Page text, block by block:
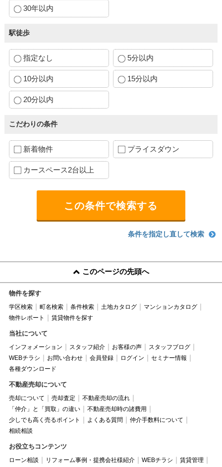
30年以内
駅徒歩
指定なし 5分以内
10分以内 15分以内
20分以内
こだわりの条件
新着物件 プライスダウン
カースペース2台以上
条件を指定し直して検索
このページの先頭へ
物件を探す
学区検索 町名検索 条件検索 土地カタログ
マンションカタログ
物件レポート
賃貸物件を探す
当社について
インフォメーション スタッフ紹介 お客様の声
スタッフブログ
WEBチラシ
お問い合わせ 会員登録 ログイン
セミナー情報
各種ダウンロード
不動産売却について
売却について 売却査定
不動産売却の流れ
「仲介」と「買取」の違い
不動産売却時の諸費用
少しでも高く売るポイント
よくある質問
仲介手数料について
相続相談
お役立ちコンテンツ
ローン相談 リフォーム事例・提携会社様紹介 WEBチラシ
賃貸管理